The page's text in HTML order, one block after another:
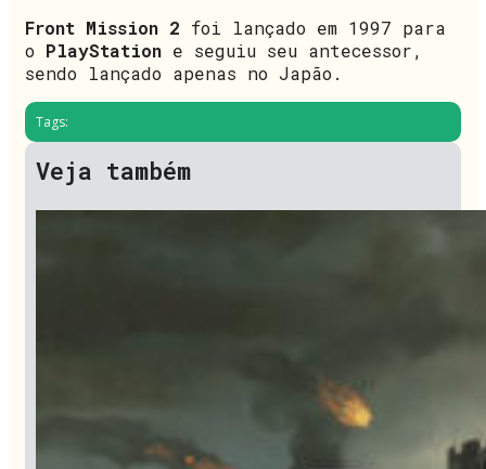
Front Mission 2 foi lançado em 1997 para
o PlayStation e seguiu seu antecessor,
sendo lançado apenas no Japão.
Tags:
Veja também